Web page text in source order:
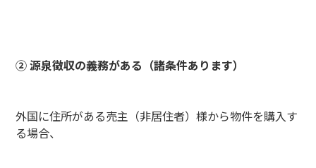
② 源泉徴収の義務がある（諸条件あります）
外国に住所がある売主（非居住者）様から物件を購入す
る場合、